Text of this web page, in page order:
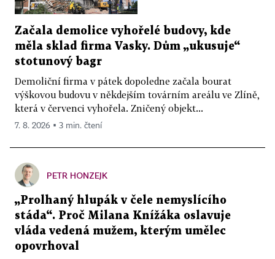
Začala demolice vyhořelé budovy, kde
měla sklad firma Vasky. Dům „ukusuje“
stotunový bagr
Demoliční firma v pátek dopoledne začala bourat
výškovou budovu v někdejším továrním areálu ve Zlíně,
která v červenci vyhořela. Zničený objekt...
7. 8. 2026 ▪ 3 min. čtení
PETR HONZEJK
„Prolhaný hlupák v čele nemyslícího
stáda“. Proč Milana Knížáka oslavuje
vláda vedená mužem, kterým umělec
opovrhoval